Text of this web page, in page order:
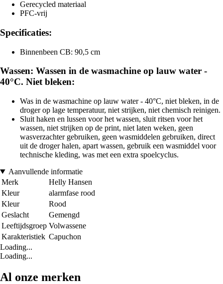
Gerecycled materiaal
PFC-vrij
Specificaties:
Binnenbeen CB: 90,5 cm
Wassen: Wassen in de wasmachine op lauw water -
40°C. Niet bleken:
Was in de wasmachine op lauw water - 40°C, niet bleken, in de
droger op lage temperatuur, niet strijken, niet chemisch reinigen.
Sluit haken en lussen voor het wassen, sluit ritsen voor het
wassen, niet strijken op de print, niet laten weken, geen
wasverzachter gebruiken, geen wasmiddelen gebruiken, direct
uit de droger halen, apart wassen, gebruik een wasmiddel voor
technische kleding, was met een extra spoelcyclus.
Aanvullende informatie
Merk
Helly Hansen
Kleur
alarmfase rood
Kleur
Rood
Geslacht
Gemengd
Leeftijdsgroep Volwassene
Karakteristiek Capuchon
Loading...
Loading...
Al onze merken